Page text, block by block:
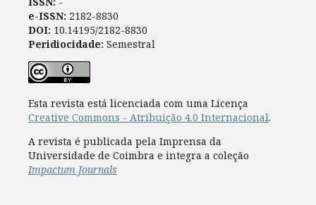
e-ISSN: 2182-8830
DOI: 10.14195/2182-8830
Peridiocidade: Semestral
Esta revista está licenciada com uma Licença
Creative Commons - Atribuição 4.0 Internacional.
A revista é publicada pela Imprensa da
Universidade de Coimbra e integra a coleção
Impactum Journals